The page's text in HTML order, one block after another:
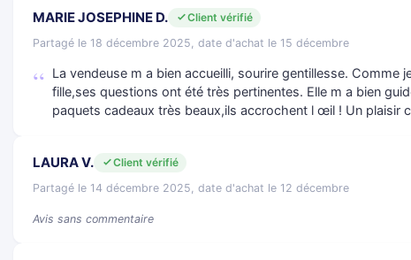
MARIE JOSEPHINE D.
Client vérifié
Partagé le 18 décembre 2025, date d'achat le 15 décembre
La vendeuse m a bien accueilli, sourire gentillesse. Comme
fille,ses questions ont été très pertinentes. Elle m a bien
paquets cadeaux très beaux,ils accrochent l œil ! Un plaisir
LAURA V.
Client vérifié
Partagé le 14 décembre 2025, date d'achat le 12 décembre
Avis sans commentaire